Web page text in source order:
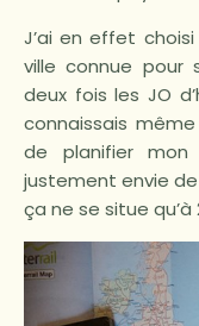
J’ai en effet
ville connue pour
deux fois les JO
connaissais
de planifier mon
justement envie
ça ne se situe